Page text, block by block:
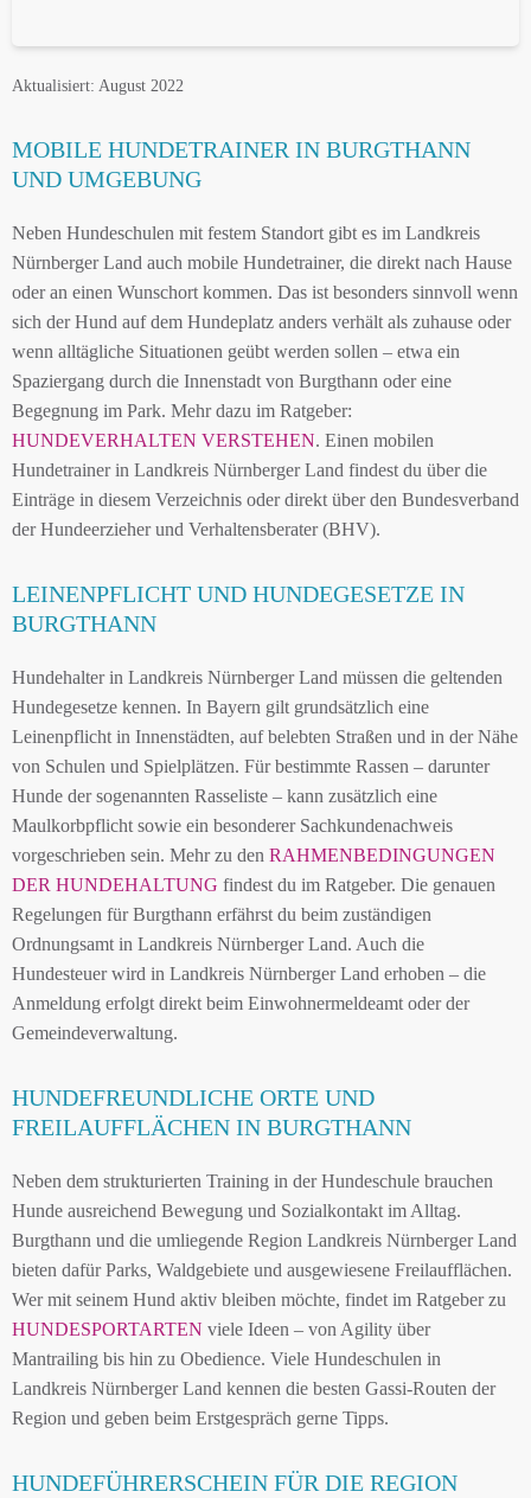
Aktualisiert: August 2022
MOBILE HUNDETRAINER IN BURGTHANN
UND UMGEBUNG
Neben Hundeschulen mit festem Standort gibt es im Landkreis
Nürnberger Land auch mobile Hundetrainer, die direkt nach Hause
oder an einen Wunschort kommen. Das ist besonders sinnvoll wenn
sich der Hund auf dem Hundeplatz anders verhält als zuhause oder
wenn alltägliche Situationen geübt werden sollen – etwa ein
Spaziergang durch die Innenstadt von Burgthann oder eine
Begegnung im Park. Mehr dazu im Ratgeber:
HUNDEVERHALTEN VERSTEHEN. Einen mobilen
Hundetrainer in Landkreis Nürnberger Land findest du über die
Einträge in diesem Verzeichnis oder direkt über den Bundesverband
der Hundeerzieher und Verhaltensberater (BHV).
LEINENPFLICHT UND HUNDEGESETZE IN
BURGTHANN
Hundehalter in Landkreis Nürnberger Land müssen die geltenden
Hundegesetze kennen. In Bayern gilt grundsätzlich eine
Leinenpflicht in Innenstädten, auf belebten Straßen und in der Nähe
von Schulen und Spielplätzen. Für bestimmte Rassen – darunter
Hunde der sogenannten Rasseliste – kann zusätzlich eine
Maulkorbpflicht sowie ein besonderer Sachkundenachweis
vorgeschrieben sein. Mehr zu den RAHMENBEDINGUNGEN
DER HUNDEHALTUNG findest du im Ratgeber. Die genauen
Regelungen für Burgthann erfährst du beim zuständigen
Ordnungsamt in Landkreis Nürnberger Land. Auch die
Hundesteuer wird in Landkreis Nürnberger Land erhoben – die
Anmeldung erfolgt direkt beim Einwohnermeldeamt oder der
Gemeindeverwaltung.
HUNDEFREUNDLICHE ORTE UND
FREILAUFFLÄCHEN IN BURGTHANN
Neben dem strukturierten Training in der Hundeschule brauchen
Hunde ausreichend Bewegung und Sozialkontakt im Alltag.
Burgthann und die umliegende Region Landkreis Nürnberger Land
bieten dafür Parks, Waldgebiete und ausgewiesene Freilaufflächen.
Wer mit seinem Hund aktiv bleiben möchte, findet im Ratgeber zu
HUNDESPORTARTEN viele Ideen – von Agility über
Mantrailing bis hin zu Obedience. Viele Hundeschulen in
Landkreis Nürnberger Land kennen die besten Gassi-Routen der
Region und geben beim Erstgespräch gerne Tipps.
HUNDEFÜHRERSCHEIN FÜR DIE REGION